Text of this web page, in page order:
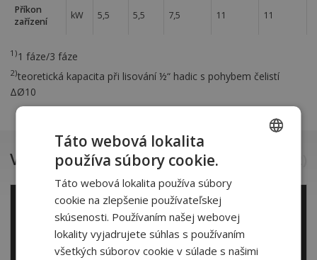
Příkon
zařízení
kW 5,5 5,5 7,5 11 11
1)1 fáze/3 fáze
2)teoretická kapacita při lisování ½“ hadic s pohybem čelistí
ΔØ10
Videá a referencie
Táto webová lokalita
používa súbory cookie.
Táto webová lokalita používa súbory
cookie na zlepšenie používateľskej
skúsenosti. Používaním našej webovej
lokality vyjadrujete súhlas s používaním
všetkých súborov cookie v súlade s našimi